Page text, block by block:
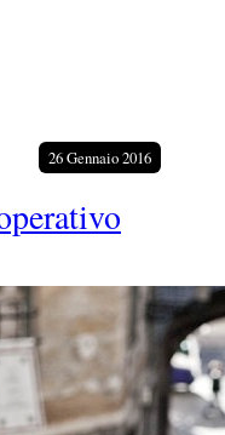
26 Gennaio 2016